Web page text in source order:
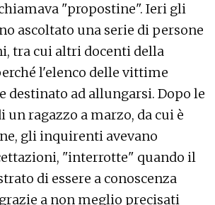
"propostine". Ieri gli
ascoltato una serie di persone
tra cui altri docenti della
l'elenco delle vittime
destinato ad allungarsi. Dopo le
ragazzo a marzo, da cui è
gli inquirenti avevano
"interrotte" quando il
di essere a conoscenza
a non meglio precisati